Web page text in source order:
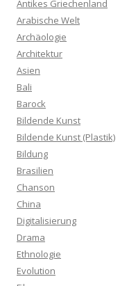
Antikes Griechenland
Arabische Welt
Archäologie
Architektur
Asien
Bali
Barock
Bildende Kunst
Bildende Kunst (Plastik)
Bildung
Brasilien
Chanson
China
Digitalisierung
Drama
Ethnologie
Evolution